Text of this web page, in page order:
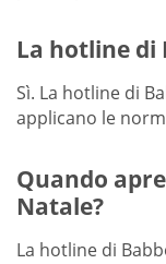
La hotline di
Sì. La hotline di
applicano le
Quando
Natale?
La hotline di